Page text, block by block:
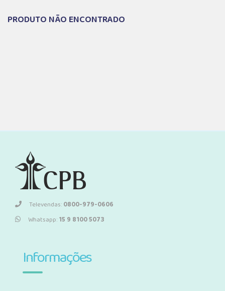
PRODUTO NÃO ENCONTRADO
Televendas:0800-979-0606
Whatsapp:15 9 8100 5073
Informações